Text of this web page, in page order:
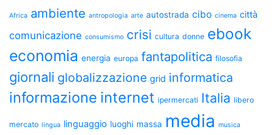
Africa ambiente antropologia arte autostrada cibo cinema città
comunicazione consumismo crisi cultura donne ebook
economia energia europa fantapolitica filosofia
giornali globalizzazione grid informatica
informazione internet ipermercati Italia libero
mercato lingua linguaggio luoghi massa media musica